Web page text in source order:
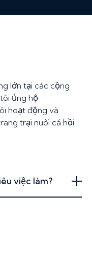
lớn tại các cộng
ủng hộ
hoạt động và
trại nuôi cá hồi
việc làm?